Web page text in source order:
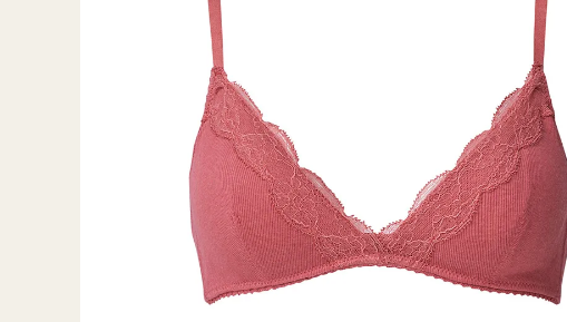
CAPRICHOSA
BLUE＆
GREEN2 GENTLE
MUSETTE SILK FRAISE